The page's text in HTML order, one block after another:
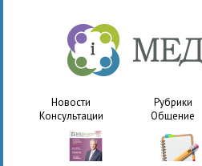
Новости Рубрики
Консультации
Общение